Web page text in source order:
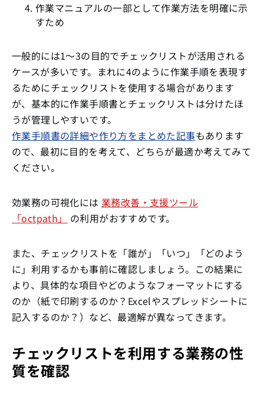
作業マニュアルの一部として作業方法を明確に示
すため
一般的には1〜3の目的でチェックリストが活用される
ケースが多いです。まれに4のように作業手順を表現す
るためにチェックリストを使用する場合があります
が、基本的に作業手順書とチェックリストは分けたほ
うが管理しやすいです。
作業手順書の詳細や作り方をまとめた記事もあります
ので、最初に目的を考えて、どちらが最適か考えてみて
ください。
効業務の可視化には 業務改善・支援ツール
「octpath」
の利用がおすすめです。
また、チェックリストを「誰が」「いつ」「どのよう
に」利用するかも事前に確認しましょう。この結果に
より、具体的な項目やどのようなフォーマットにする
のか（紙で印刷するのか？Excelやスプレッドシートに
記入するのか？）など、最適解が異なってきます。
チェックリストを利用する業務の性
質を確認